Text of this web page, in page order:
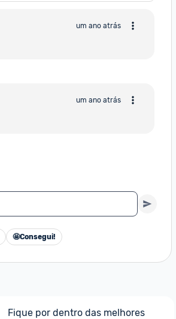
um ano atrás
um ano atrás
🤩Consegui!
Fique por dentro das melhores